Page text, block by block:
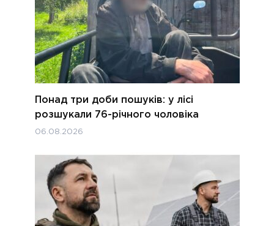
Понад три доби пошуків: у лісі
розшукали 76-річного чоловіка
06.08.2026